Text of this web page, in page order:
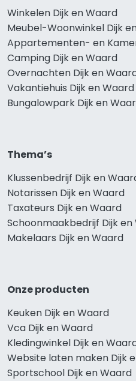
Winkelen Dijk en Waard
Meubel-Woonwinkel Dijk
Appartementen- en
Camping Dijk en Waard
Overnachten Dijk en
Vakantiehuis Dijk en Waard
Bungalowpark Dijk en
Thema’s
Klussenbedrijf Dijk en
Notarissen Dijk en Waard
Taxateurs Dijk en Waard
Schoonmaakbedrijf Dijk en
Makelaars Dijk en Waard
Onze producten
Keuken Dijk en Waard
Vca Dijk en Waard
Kledingwinkel Dijk en
Website laten maken Dijk
Sportschool Dijk en Waard